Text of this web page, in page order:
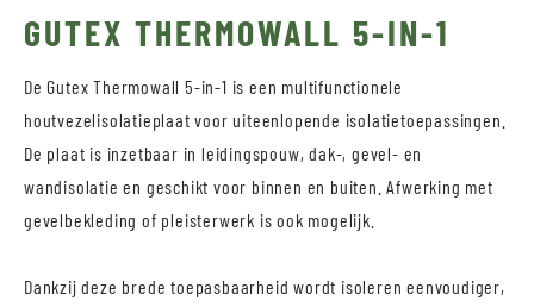
GUTEX THERMOWALL 5-IN-1
De Gutex Thermowall 5-in-1 is een multifunctionele
houtvezelisolatieplaat voor uiteenlopende isolatietoepassingen.
De plaat is inzetbaar in leidingspouw, dak-, gevel- en
wandisolatie en geschikt voor binnen en buiten. Afwerking met
gevelbekleding of pleisterwerk is ook mogelijk.
Dankzij deze brede toepasbaarheid wordt isoleren eenvoudiger,